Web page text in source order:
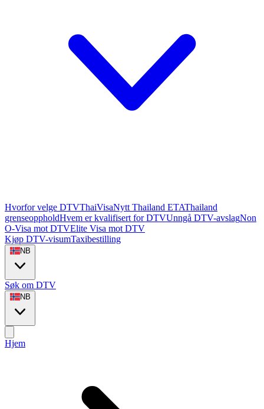
Hvorfor velge DTVThaiVisaNytt Thailand ETAThailand
grenseoppholdHvem er kvalifisert for DTVUnngå DTV-avslagNon
O-Visa mot DTVElite Visa mot DTV
Kjøp DTV-visumTaxibestilling
NB
Søk om DTV
NB
Hjem